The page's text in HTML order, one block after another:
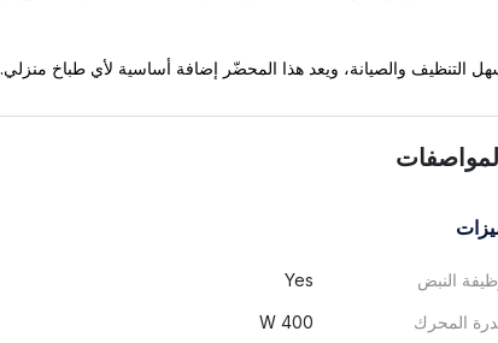
التنظيف والصيانة، ويعد هذا المحضّر إضافة أساسية لأي طباخ منزلي.
المواصفات
النبض Yes
المحرك 400 W